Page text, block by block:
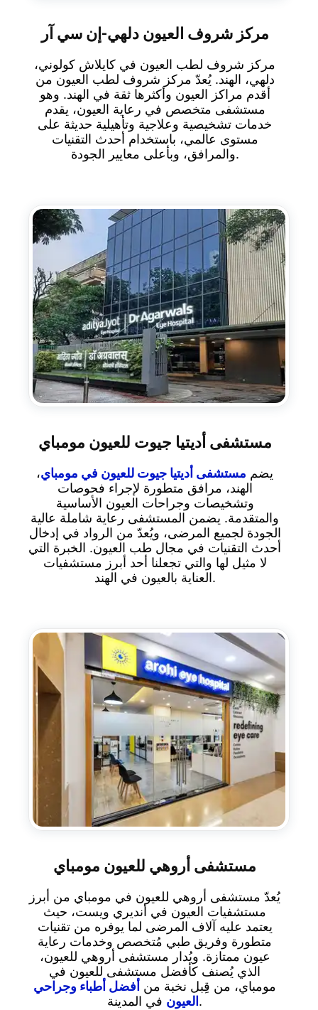
مركز شروف العيون دلهي-إن سي آر
مركز شروف لطب العيون في كايلاش كولوني،
دلهي، الهند. يُعدّ مركز شروف لطب العيون من
أقدم مراكز العيون وأكثرها ثقة في الهند. وهو
مستشفى متخصص في رعاية العيون، يقدم
خدمات تشخيصية وعلاجية وتأهيلية حديثة على
مستوى عالمي، باستخدام أحدث التقنيات
والمرافق، وبأعلى معايير الجودة.
مستشفى أديتيا جيوت للعيون مومباي
يضم مستشفى أديتيا جيوت للعيون في مومباي،
الهند، مرافق متطورة لإجراء فحوصات
وتشخيصات وجراحات العيون الأساسية
والمتقدمة. يضمن المستشفى رعاية شاملة عالية
الجودة لجميع المرضى، ويُعدّ من الرواد في إدخال
أحدث التقنيات في مجال طب العيون. الخبرة التي
لا مثيل لها والتي تجعلنا أحد أبرز مستشفيات
العناية بالعيون في الهند.
مستشفى أروهي للعيون مومباي
يُعدّ مستشفى أروهي للعيون في مومباي من أبرز
مستشفيات العيون في أنديري ويست، حيث
يعتمد عليه آلاف المرضى لما يوفره من تقنيات
متطورة وفريق طبي مُتخصص وخدمات رعاية
عيون ممتازة. ويُدار مستشفى أروهي للعيون،
الذي يُصنف كأفضل مستشفى للعيون في
مومباي، من قِبل نخبة من أفضل أطباء وجراحي
العيون في المدينة.